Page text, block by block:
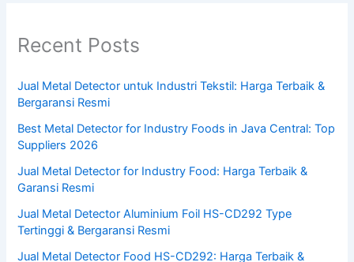
Recent Posts
Jual Metal Detector untuk Industri Tekstil: Harga Terbaik &
Bergaransi Resmi
Best Metal Detector for Industry Foods in Java Central: Top
Suppliers 2026
Jual Metal Detector for Industry Food: Harga Terbaik &
Garansi Resmi
Jual Metal Detector Aluminium Foil HS-CD292 Type
Tertinggi & Bergaransi Resmi
Jual Metal Detector Food HS-CD292: Harga Terbaik &